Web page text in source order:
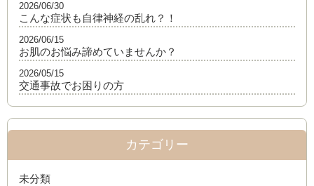
こんな症状も自律神経の乱れ？！
2026/06/30
お肌のお悩み諦めていませんか？
2026/06/15
交通事故でお困りの方
2026/05/15
カテゴリー
未分類